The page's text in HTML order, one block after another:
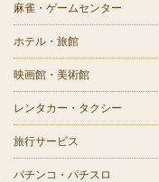
麻雀・ゲームセンター
ホテル・旅館
映画館・美術館
レンタカー・タクシー
旅行サービス
パチンコ・パチスロ